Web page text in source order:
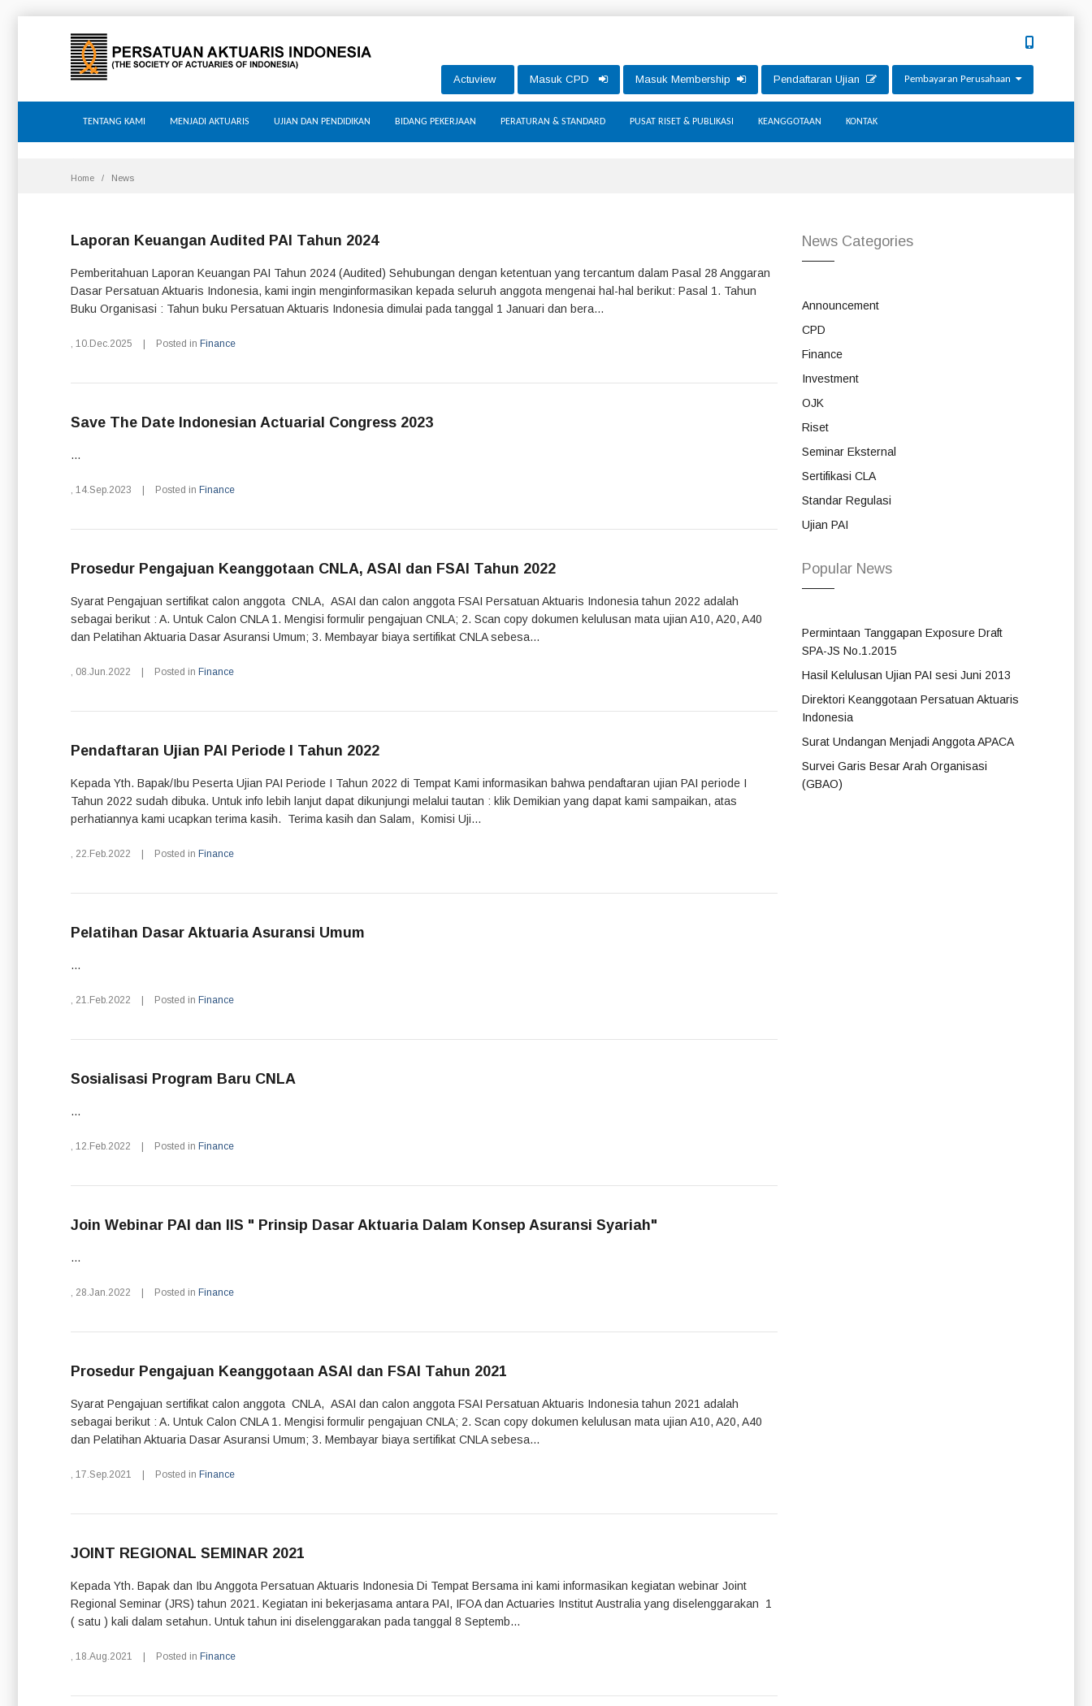
Actuview Masuk CPD Masuk Membership Pendaftaran Ujian Pembayaran Perusahaan
TENTANG KAMI MENJADI AKTUARIS UJIAN DAN PENDIDIKAN BIDANG PEKERJAAN PERATURAN & STANDARD PUSAT RISET & PUBLIKASI KEANGGOTAAN KONTAK
Home News
Laporan Keuangan Audited PAI Tahun 2024
Pemberitahuan Laporan Keuangan PAI Tahun 2024 (Audited) Sehubungan dengan ketentuan yang tercantum dalam Pasal 28 Anggaran
Dasar Persatuan Aktuaris Indonesia, kami ingin menginformasikan kepada seluruh anggota mengenai hal-hal berikut: Pasal 1. Tahun
Buku Organisasi : Tahun buku Persatuan Aktuaris Indonesia dimulai pada tanggal 1 Januari dan bera...
, 10.Dec.2025 Posted in Finance
Save The Date Indonesian Actuarial Congress 2023
...
, 14.Sep.2023 Posted in Finance
Prosedur Pengajuan Keanggotaan CNLA, ASAI dan FSAI Tahun 2022
Syarat Pengajuan sertifikat calon anggota CNLA, ASAI dan calon anggota FSAI Persatuan Aktuaris Indonesia tahun 2022 adalah
sebagai berikut : A. Untuk Calon CNLA 1. Mengisi formulir pengajuan CNLA; 2. Scan copy dokumen kelulusan mata ujian A10, A20, A40
dan Pelatihan Aktuaria Dasar Asuransi Umum; 3. Membayar biaya sertifikat CNLA sebesa...
, 08.Jun.2022 Posted in Finance
Pendaftaran Ujian PAI Periode I Tahun 2022
Kepada Yth. Bapak/Ibu Peserta Ujian PAI Periode I Tahun 2022 di Tempat Kami informasikan bahwa pendaftaran ujian PAI periode I
Tahun 2022 sudah dibuka. Untuk info lebih lanjut dapat dikunjungi melalui tautan : klik Demikian yang dapat kami sampaikan, atas
perhatiannya kami ucapkan terima kasih. Terima kasih dan Salam, Komisi Uji...
, 22.Feb.2022 Posted in Finance
Pelatihan Dasar Aktuaria Asuransi Umum
...
, 21.Feb.2022 Posted in Finance
Sosialisasi Program Baru CNLA
...
, 12.Feb.2022 Posted in Finance
Join Webinar PAI dan IIS " Prinsip Dasar Aktuaria Dalam Konsep Asuransi Syariah"
...
, 28.Jan.2022 Posted in Finance
Prosedur Pengajuan Keanggotaan ASAI dan FSAI Tahun 2021
Syarat Pengajuan sertifikat calon anggota CNLA, ASAI dan calon anggota FSAI Persatuan Aktuaris Indonesia tahun 2021 adalah
sebagai berikut : A. Untuk Calon CNLA 1. Mengisi formulir pengajuan CNLA; 2. Scan copy dokumen kelulusan mata ujian A10, A20, A40
dan Pelatihan Aktuaria Dasar Asuransi Umum; 3. Membayar biaya sertifikat CNLA sebesa...
, 17.Sep.2021 Posted in Finance
JOINT REGIONAL SEMINAR 2021
Kepada Yth. Bapak dan Ibu Anggota Persatuan Aktuaris Indonesia Di Tempat Bersama ini kami informasikan kegiatan webinar Joint
Regional Seminar (JRS) tahun 2021. Kegiatan ini bekerjasama antara PAI, IFOA dan Actuaries Institut Australia yang diselenggarakan 1
( satu ) kali dalam setahun. Untuk tahun ini diselenggarakan pada tanggal 8 Septemb...
, 18.Aug.2021 Posted in Finance
News Categories
Announcement
CPD
Finance
Investment
OJK
Riset
Seminar Eksternal
Sertifikasi CLA
Standar Regulasi
Ujian PAI
Popular News
Permintaan Tanggapan Exposure Draft
SPA-JS No.1.2015
Hasil Kelulusan Ujian PAI sesi Juni 2013
Direktori Keanggotaan Persatuan Aktuaris
Indonesia
Surat Undangan Menjadi Anggota APACA
Survei Garis Besar Arah Organisasi
(GBAO)